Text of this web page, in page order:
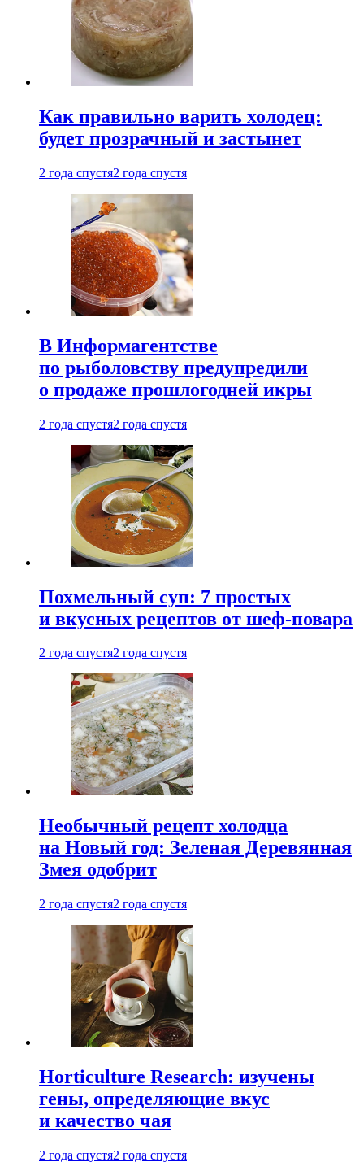
Как правильно варить холодец:
будет прозрачный и застынет
2 года спустя2 года спустя
В Информагентстве
по рыболовству предупредили
о продаже прошлогодней икры
2 года спустя2 года спустя
Похмельный суп: 7 простых
и вкусных рецептов от шеф-повара
2 года спустя2 года спустя
Необычный рецепт холодца
на Новый год: Зеленая Деревянная
Змея одобрит
2 года спустя2 года спустя
Horticulture Research: изучены
гены, определяющие вкус
и качество чая
2 года спустя2 года спустя